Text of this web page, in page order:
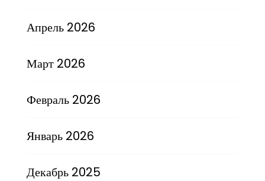
Апрель 2026
Март 2026
Февраль 2026
Январь 2026
Декабрь 2025